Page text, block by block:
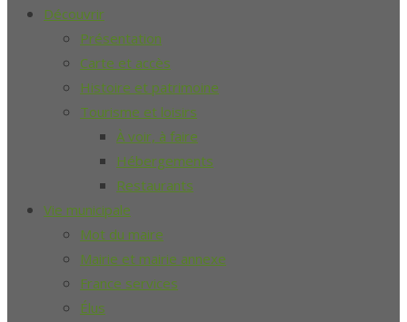
Découvrir
Présentation
Carte et accès
Histoire et patrimoine
Tourisme et loisirs
À voir, à faire
Hébergements
Restaurants
Vie municipale
Mot du maire
Mairie et mairie annexe
France services
Élus